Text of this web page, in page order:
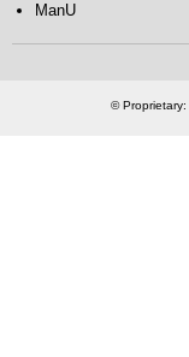
ManU
© Proprietary: